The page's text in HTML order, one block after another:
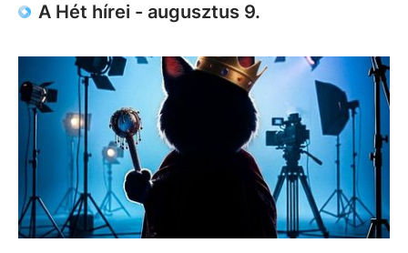
A Hét hírei - augusztus 9.